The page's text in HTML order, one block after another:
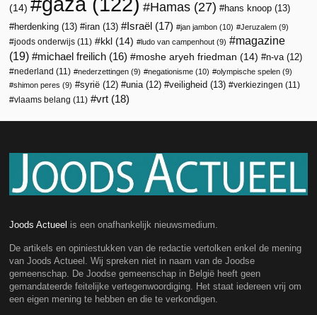
(14) Hamas (27) hans knoop (13)
herdenking (13) iran (13) Israël (17) jan jambon (10) Jeruzalem (9)
joods onderwijs (11) kkl (14) ludo van campenhout (9)
magazine
(19)
michael freilich (16) moshe aryeh friedman (14) n-va (12)
nederland (11) nederzettingen (9) negationisme (10) olympische spelen (9)
shimon peres (9) syrië (12) unia (12) veiligheid (13) verkiezingen (11)
vlaams belang (11) vrt (18)
Joods Actueel is een onafhankelijk nieuwsmedium.
De artikels en opiniestukken van de redactie vertolken enkel de mening
van Joods Actueel. Wij spreken niet in naam van de Joodse
gemeenschap. De Joodse gemeenschap in België heeft geen
gemandateerde feitelijke vertegenwoordiging. Het staat iedereen vrij om
een eigen mening te hebben en die te verkondigen.